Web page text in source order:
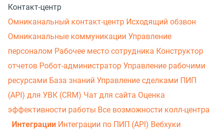
Контакт-центр
Омниканальный контакт-центр Исходящий обзвон
Омниканальные коммуникации Управление
персоналом Рабочее место сотрудника Конструктор
отчетов Робот-администратор Управление рабочими
ресурсами База знаний Управление сделками ПИП
(API) для УВК (CRM) Чат для сайта Оценка
эффективности работы Все возможности колл-центра
Интеграции Интеграции по ПИП (API) Вебхуки